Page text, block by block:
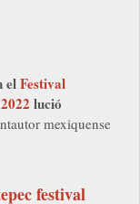
elFestival
lució
mexiquense
festival